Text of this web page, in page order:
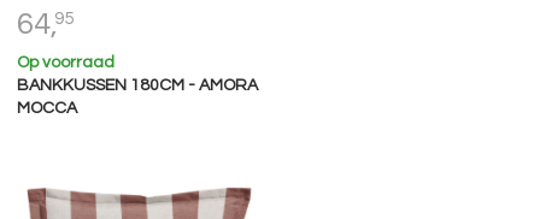
64,95
Op voorraad
BANKKUSSEN 180CM - AMORA
MOCCA